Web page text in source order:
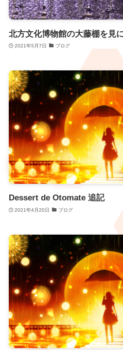
北方文化博物館の大藤棚を見
2021年5月7日 ブログ
Dessert de Otomate 追記
2021年4月20日 ブログ